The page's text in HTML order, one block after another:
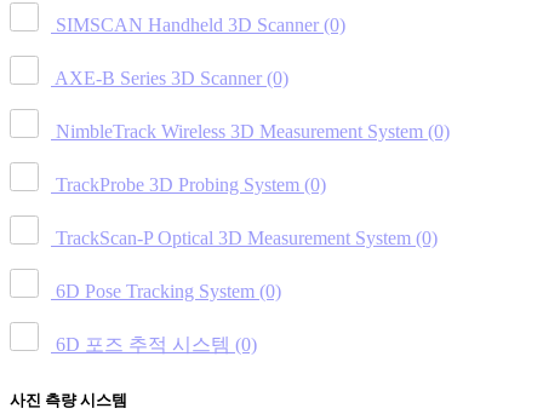
SIMSCAN Handheld 3D Scanner (0)
AXE-B Series 3D Scanner (0)
NimbleTrack Wireless 3D Measurement System (0)
TrackProbe 3D Probing System (0)
TrackScan-P Optical 3D Measurement System (0)
6D Pose Tracking System (0)
6D 포즈 추적 시스템 (0)
사진 측량 시스템